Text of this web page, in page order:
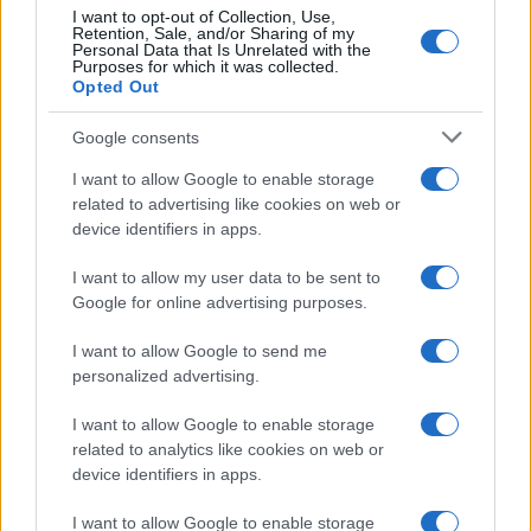
I want to opt-out of Collection, Use,
Retention, Sale, and/or Sharing of my
Personal Data that Is Unrelated with the
Purposes for which it was collected.
Opted Out
Google consents
I want to allow Google to enable storage
related to advertising like cookies on web or
device identifiers in apps.
I want to allow my user data to be sent to
Google for online advertising purposes.
I want to allow Google to send me
personalized advertising.
I want to allow Google to enable storage
related to analytics like cookies on web or
device identifiers in apps.
I want to allow Google to enable storage
Pourtant, Clarisse n’a accompli que la deuxième partie de
ce plan lors de la compétition à Abu Dhabi – qui se est
déroulée sans Romane Dicko et Teddy Riner. Mardi après-
midi, elle a remporté une médaille de bronze qui lui
donnera de nombreux points, ce qui augmentera sa
position dans le classement olympique. En tant que 9ème
en ce moment, elle est censée atteindre le top 8 et
commencer la compétition olympique dans le groupe des